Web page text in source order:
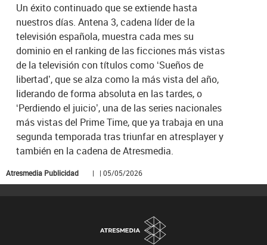
Un éxito continuado que se extiende hasta
nuestros días. Antena 3, cadena líder de la
televisión española, muestra cada mes su
dominio en el ranking de las ficciones más vistas
de la televisión con títulos como ‘Sueños de
libertad’, que se alza como la más vista del año,
liderando de forma absoluta en las tardes, o
‘Perdiendo el juicio’, una de las series nacionales
más vistas del Prime Time, que ya trabaja en una
segunda temporada tras triunfar en atresplayer y
también en la cadena de Atresmedia.
Atresmedia Publicidad | | 05/05/2026